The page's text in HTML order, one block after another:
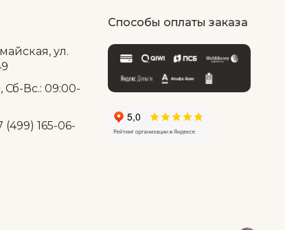
ул.
Сб-Вс.: 09:00-
(499) 165-06-
Способы оплаты заказа